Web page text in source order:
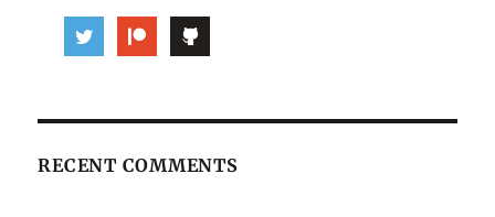
RECENT COMMENTS